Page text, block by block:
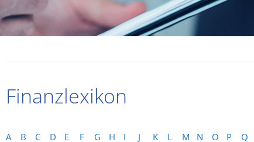
Finanzlexikon
A B C D E F G H I J K L M N O P Q